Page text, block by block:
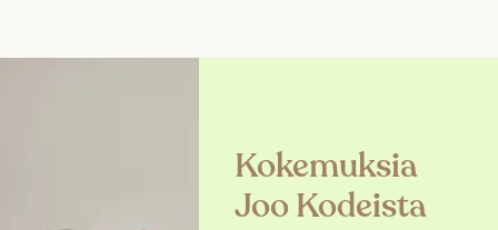
Kokemuksia
Joo Kodeista